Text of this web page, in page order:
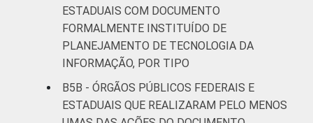
ESTADUAIS COM DOCUMENTO
FORMALMENTE INSTITUÍDO DE
PLANEJAMENTO DE TECNOLOGIA DA
INFORMAÇÃO, POR TIPO
B5B - ÓRGÃOS PÚBLICOS FEDERAIS E
ESTADUAIS QUE REALIZARAM PELO MENOS